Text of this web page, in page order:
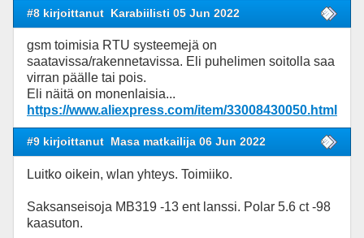
#8 kirjoittanut Karabiilisti 05 Jun 2022
gsm toimisia RTU systeemejä on
saatavissa/rakennetavissa. Eli puhelimen soitolla saa
virran päälle tai pois.
Eli näitä on monenlaisia...
https://www.aliexpress.com/item/33008430050.html
#9 kirjoittanut Masa matkailija 06 Jun 2022
Luitko oikein, wlan yhteys. Toimiiko.
Saksanseisoja MB319 -13 ent lanssi. Polar 5.6 ct -98
kaasuton.